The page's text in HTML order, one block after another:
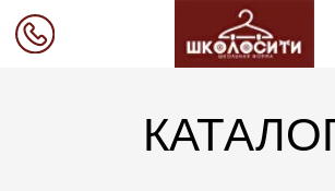
Коллекции
Каталог